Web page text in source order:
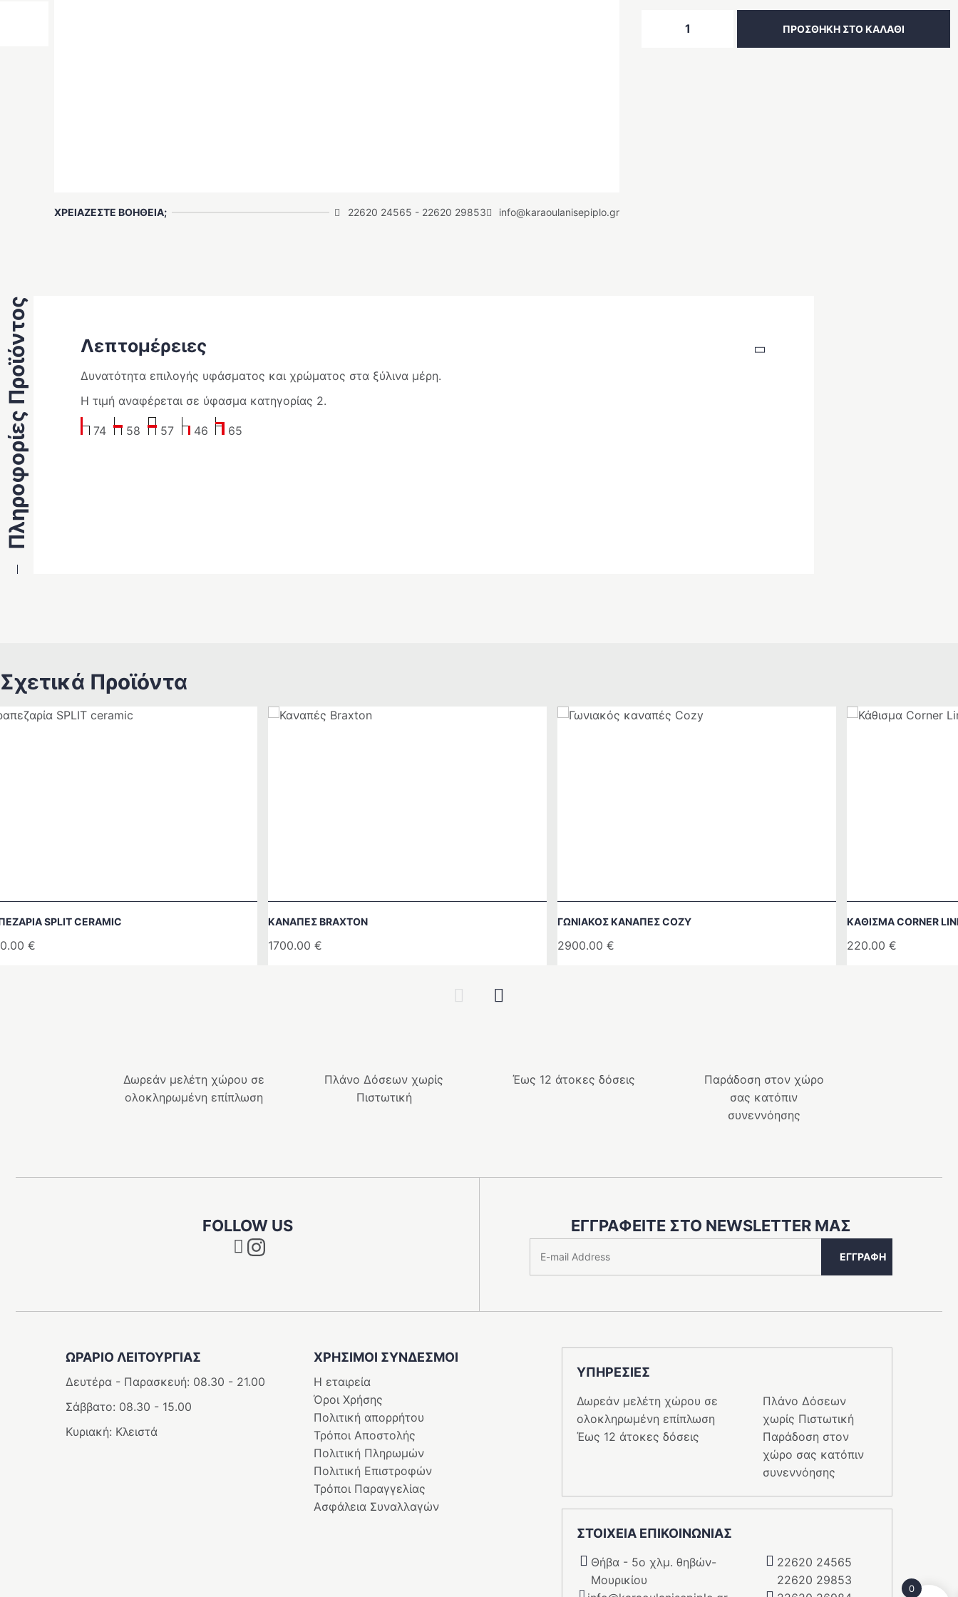
ΧΡΕΙΑΖΕΣΤΕ ΒΟΗΘΕΙΑ; 22620 24565 - 22620 29853 info@karaoulanisepiplo.gr
ΠΡΟΣΘΗΚΗ ΣΤΟ ΚΑΛΑΘΙ
Πληροφορίες Προϊόντος Λεπτομέρειες
Δυνατότητα επιλογής υφάσματος και χρώματος στα ξύλινα μέρη.
Η τιμή αναφέρεται σε ύφασμα κατηγορίας 2.
74 58 57 46 65
Σχετικά Προϊόντα
Previous
SPLIT CERAMIC
€
ΚΑΝΑΠΕΣ BRAXTON
1700.00 €
ΓΩΝΙΑΚΟΣ ΚΑΝΑΠΕΣ COZY
2900.00 €
ΚΑΘΙΣΜΑ CORNER
220.00 €
Next
Δωρεάν μελέτη χώρου σε
ολοκληρωμένη επίπλωση
Πλάνο Δόσεων χωρίς
Πιστωτική
Έως 12 άτοκες δόσεις
Παράδοση στον χώρο
σας κατόπιν
συνεννόησης
FOLLOW US
Instagram
ΕΓΓΡΑΦΕΙΤΕ ΣΤΟ NEWSLETTER ΜΑΣ
ΕΓΓΡΑΦΗ
ΩΡΑΡΙΟ ΛΕΙΤΟΥΡΓΙΑΣ
Δευτέρα - Παρασκευή: 08.30 - 21.00
Σάββατο: 08.30 - 15.00
Κυριακή: Κλειστά
ΧΡΗΣΙΜΟΙ ΣΥΝΔΕΣΜΟΙ
Η εταιρεία
Όροι Χρήσης
Πολιτική απορρήτου
Τρόποι Αποστολής
Πολιτική Πληρωμών
Πολιτική Επιστροφών
Τρόποι Παραγγελίας
Ασφάλεια Συναλλαγών
ΥΠΗΡΕΣIΕΣ
Δωρεάν μελέτη χώρου σε
ολοκληρωμένη επίπλωση
Πλάνο Δόσεων
χωρίς Πιστωτική
Έως 12 άτοκες δόσεις
Παράδοση στον
χώρο σας κατόπιν
συνεννόησης
ΣΤΟΙΧΕΙΑ ΕΠΙΚΟΙΝΩΝΙΑΣ
Θήβα - 5o χλμ. θηβών-
Μουρικίου
22620 24565
22620 29853
0